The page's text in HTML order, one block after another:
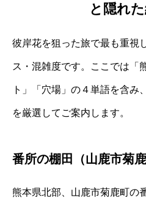
と隠れ
彼岸花を狙った旅で最も重視
ス・混雑度です。ここでは「
ト」「穴場」の４単語を含み
を厳選してご案内します。
番所の棚田（山鹿市菊鹿
熊本県北部、山鹿市菊鹿町の